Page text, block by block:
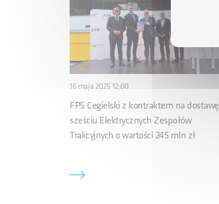
16 maja 2025 12:00
FPS Cegielski z kontraktem na dostawę
sześciu Elektrycznych Zespołów
Trakcyjnych o wartości 245 mln zł